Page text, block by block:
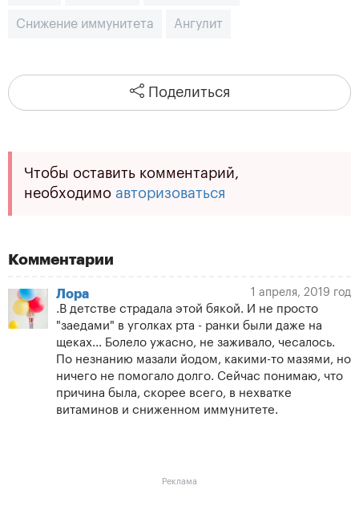
Снижение иммунитета Ангулит
Поделиться
Чтобы оставить комментарий,
необходимо авторизоваться
Комментарии
1 апреля, 2019 год
Лора
.В детстве страдала этой бякой. И не просто
"заедами" в уголках рта - ранки были даже на
щеках... Болело ужасно, не заживало, чесалось.
По незнанию мазали йодом, какими-то мазями, но
ничего не помогало долго. Сейчас понимаю, что
причина была, скорее всего, в нехватке
витаминов и сниженном иммунитете.
Реклама